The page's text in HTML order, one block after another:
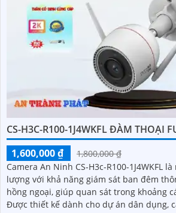
CS-H3C-R100-1J4WKFL ĐÀM THOẠI
1,600,000 ₫
1,800,000 ₫
Camera An Ninh CS-H3c-R100-1J4WKFL
lượng với khả năng giám sát ban đêm
hồng ngoại, giúp quan sát trong khoảng
Được thiết kế dành cho dự án dân dụng,